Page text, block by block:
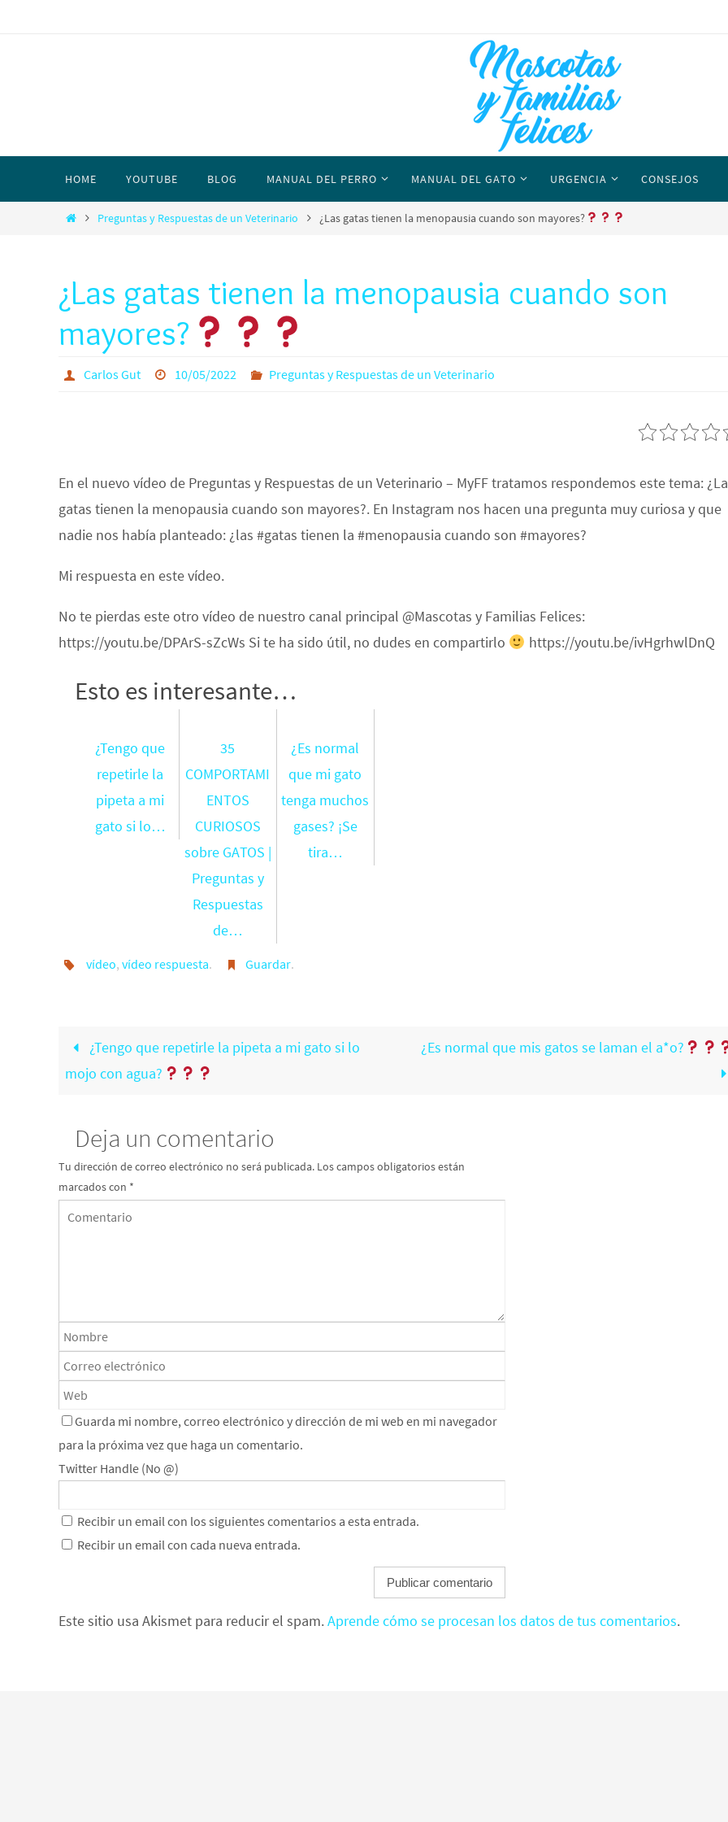
HOME YOUTUBE BLOG MANUAL DEL PERRO MANUAL DEL GATO URGENCIA CONSEJOS
Preguntas y Respuestas de un Veterinario ¿Las gatas tienen la menopausia cuando son mayores?
¿Las gatas tienen la menopausia cuando son
mayores?
Carlos Gut 10/05/2022 Preguntas y Respuestas de un Veterinario
En el nuevo vídeo de Preguntas y Respuestas de un Veterinario – MyFF tratamos respondemos este tema:
gatas tienen la menopausia cuando son mayores?. En Instagram nos hacen una pregunta muy curiosa y que
nadie nos había planteado: ¿las #gatas tienen la #menopausia cuando son #mayores?
Mi respuesta en este vídeo.
No te pierdas este otro vídeo de nuestro canal principal @Mascotas y Familias Felices:
https://youtu.be/DPArS-sZcWs Si te ha sido útil, no dudes en compartirlo
https://youtu.be/ivHgrhwlDnQ
Esto es interesante…
¿Tengo que
repetirle la
pipeta a mi
gato si lo…
35
COMPORTAMI
ENTOS
CURIOSOS
sobre GATOS |
Preguntas y
Respuestas
de…
¿Es normal
que mi gato
tenga muchos
gases? ¡Se
tira…
vídeo, vídeo respuesta. Guardar.
¿Tengo que repetirle la pipeta a mi gato si lo
mojo con agua?
¿Es normal que mis gatos se laman el a*o?
Deja un comentario
Tu dirección de correo electrónico no será publicada. Los campos obligatorios están
marcados con *
Guarda mi nombre, correo electrónico y dirección de mi web en mi navegador
para la próxima vez que haga un comentario.
Twitter Handle (No @)
Recibir un email con los siguientes comentarios a esta entrada.
Recibir un email con cada nueva entrada.
Este sitio usa Akismet para reducir el spam.Aprende cómo se procesan los datos de tus comentarios.